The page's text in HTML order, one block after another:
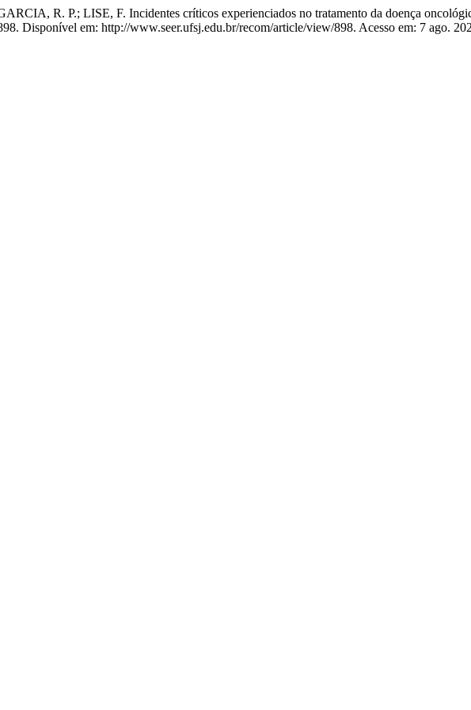
R. P.; LISE, F. Incidentes críticos experienciados no tratamento da doença
Disponível em: http://www.seer.ufsj.edu.br/recom/article/view/898. Acesso em: 7 ago.